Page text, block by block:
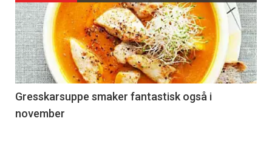
Gresskarsuppe smaker fantastisk også i
november